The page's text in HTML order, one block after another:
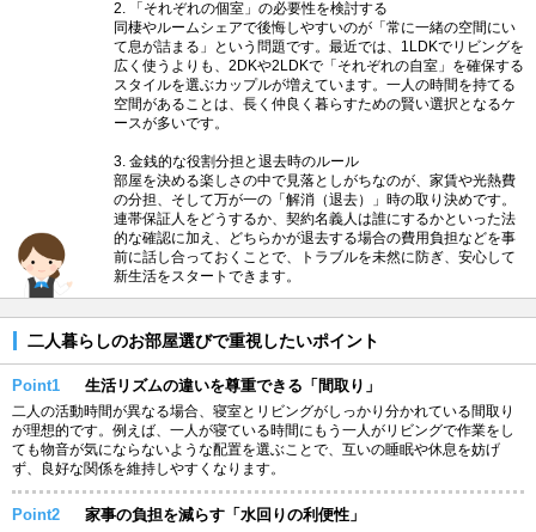
2. 「それぞれの個室」の必要性を検討する
同棲やルームシェアで後悔しやすいのが「常に一緒の空間にい
て息が詰まる」という問題です。最近では、1LDKでリビングを
広く使うよりも、2DKや2LDKで「それぞれの自室」を確保する
スタイルを選ぶカップルが増えています。一人の時間を持てる
空間があることは、長く仲良く暮らすための賢い選択となるケ
ースが多いです。
3. 金銭的な役割分担と退去時のルール
部屋を決める楽しさの中で見落としがちなのが、家賃や光熱費
の分担、そして万が一の「解消（退去）」時の取り決めです。
連帯保証人をどうするか、契約名義人は誰にするかといった法
的な確認に加え、どちらかが退去する場合の費用負担などを事
前に話し合っておくことで、トラブルを未然に防ぎ、安心して
新生活をスタートできます。
二人暮らしのお部屋選びで重視したいポイント
Point1 生活リズムの違いを尊重できる「間取り」
二人の活動時間が異なる場合、寝室とリビングがしっかり分かれている間取り
が理想的です。例えば、一人が寝ている時間にもう一人がリビングで作業をし
ても物音が気にならないような配置を選ぶことで、互いの睡眠や休息を妨げ
ず、良好な関係を維持しやすくなります。
Point2 家事の負担を減らす「水回りの利便性」